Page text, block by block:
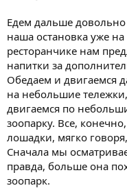
Едем дальше
наша остановка уже
ресторанчике нам
напитки за
Обедаем и двигаемся
на небольшие
двигаемся по
зоопарку. Все,
лошадки, мягко
Сначала мы
правда, больше она
зоопарк.